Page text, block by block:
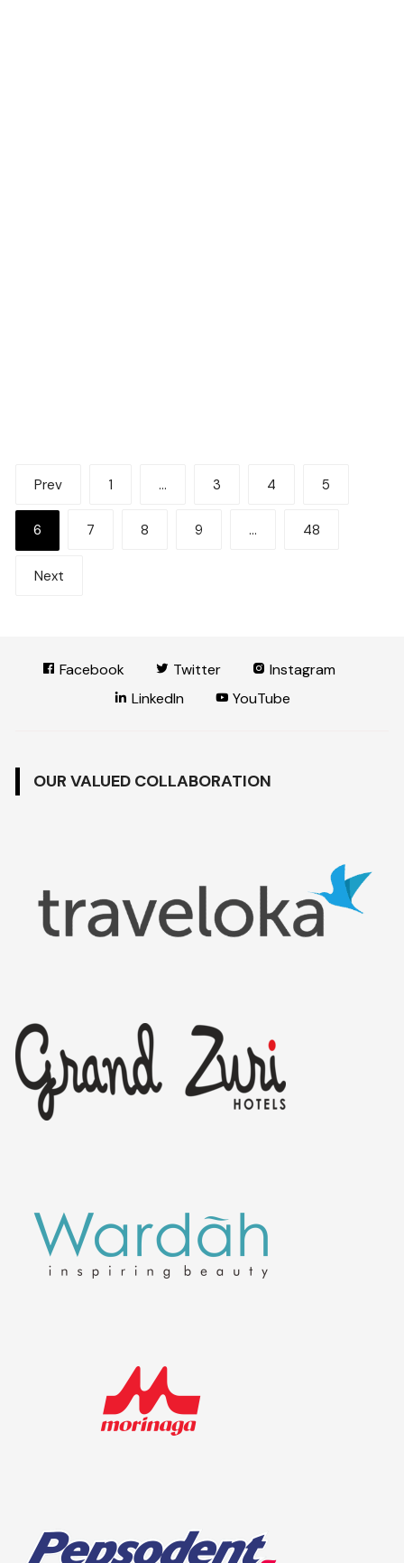
Posts
pagination
Prev 1 … 3 4 5
6 7 8 9 … 48
Next
Facebook Twitter
Instagram
LinkedIn
YouTube
OUR VALUED COLLABORATION